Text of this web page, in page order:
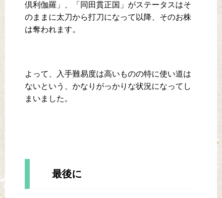
倶利伽羅」、「同田貫正国」がステータスはそ
のままに太刀から打刀になって以降、そのお株
は奪われます。
よって、入手難易度は高いものの特に使い道は
ないという、かなりがっかりな状況になってし
まいました。
最後に